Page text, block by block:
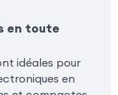
en toute
idéales pour
en